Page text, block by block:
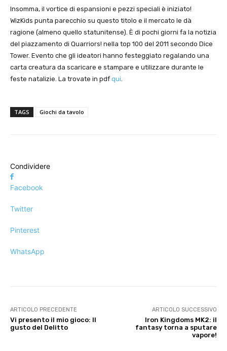
Insomma, il vortice di espansioni e pezzi speciali è iniziato!
WizKids punta parecchio su questo titolo e il mercato le dà
ragione (almeno quello statunitense). È di pochi giorni fa la notizia
del piazzamento di Quarriors! nella top 100 del 2011 secondo Dice
Tower. Evento che gli ideatori hanno festeggiato regalando una
carta creatura da scaricare e stampare e utilizzare durante le
feste natalizie. La trovate in pdf qui
TAGS Giochi da tavolo
Condividere
Facebook
Twitter
Pinterest
WhatsApp
ARTICOLO PRECEDENTE
Vi presento il mio gioco: Il
gusto del Delitto
ARTICOLO SUCCESSIVO
Iron Kingdoms MK2: il
fantasy torna a sputare
vapore!